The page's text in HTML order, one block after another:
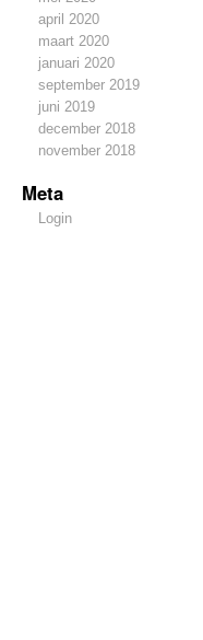
april 2020
maart 2020
januari 2020
september 2019
juni 2019
december 2018
november 2018
Meta
Login